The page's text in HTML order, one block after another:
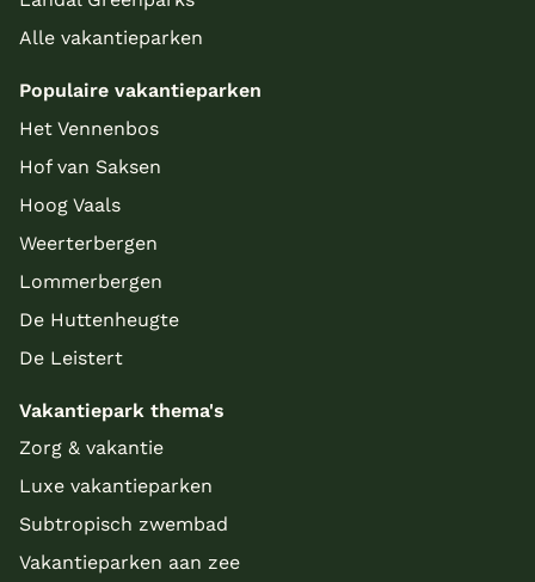
Alle vakantieparken
Populaire vakantieparken
Het Vennenbos
Hof van Saksen
Hoog Vaals
Weerterbergen
Lommerbergen
De Huttenheugte
De Leistert
Vakantiepark thema's
Zorg & vakantie
Luxe vakantieparken
Subtropisch zwembad
Vakantieparken aan zee